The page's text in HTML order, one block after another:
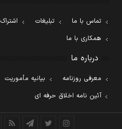
تماس با ما تبلیغات اشتراک
همکاری با ما
درباره ما
معرفی روزنامه
بیانیه مأموریت
آئین نامه اخلاق حرفه ای